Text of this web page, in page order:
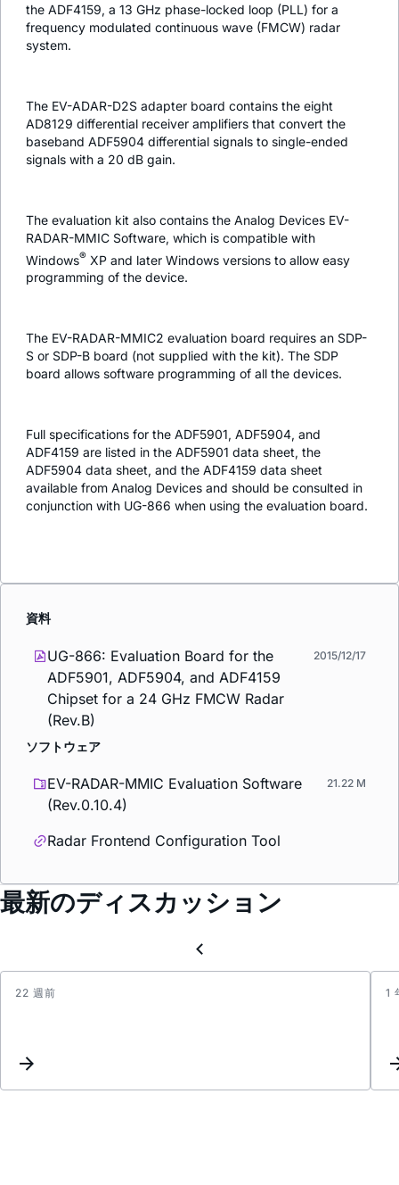
the ADF4159, a 13 GHz phase-locked loop (PLL) for a
frequency modulated continuous wave (FMCW) radar
system.
The EV-ADAR-D2S adapter board contains the eight
AD8129 differential receiver amplifiers that convert the
baseband ADF5904 differential signals to single-ended
signals with a 20 dB gain.
The evaluation kit also contains the Analog Devices EV-
RADAR-MMIC Software, which is compatible with
Windows® XP and later Windows versions to allow easy
programming of the device.
The EV-RADAR-MMIC2 evaluation board requires an SDP-
S or SDP-B board (not supplied with the kit). The SDP
board allows software programming of all the devices.
Full specifications for the ADF5901, ADF5904, and
ADF4159 are listed in the ADF5901 data sheet, the
ADF5904 data sheet, and the ADF4159 data sheet
available from Analog Devices and should be consulted in
conjunction with UG-866 when using the evaluation board.
資料
UG-866: Evaluation Board for the
ADF5901, ADF5904, and ADF4159
Chipset for a 24 GHz FMCW Radar
(Rev.B)
2015/12/17
ソフトウェア
EV-RADAR-MMIC Evaluation Software
(Rev.0.10.4)
21.22 M
Radar Frontend Configuration Tool
最新のディスカッション
22 週前 1